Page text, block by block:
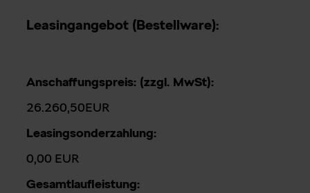
Leasingangebot (Bestellware):
Anschaffungspreis: (zzgl. MwSt):
26.260,50EUR
Leasingsonderzahlung:
0,00 EUR
Gesamtlaufleistung: